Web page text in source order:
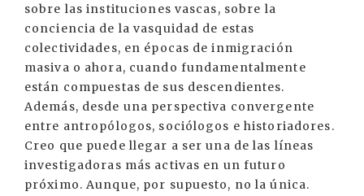
sobre las instituciones vascas, sobre la
conciencia de la vasquidad de estas
colectividades, en épocas de inmigración
masiva o ahora, cuando fundamentalmente
están compuestas de sus descendientes.
Además, desde una perspectiva convergente
entre antropólogos, sociólogos e historiadores.
Creo que puede llegar a ser una de las líneas
investigadoras más activas en un futuro
próximo. Aunque, por supuesto, no la única.